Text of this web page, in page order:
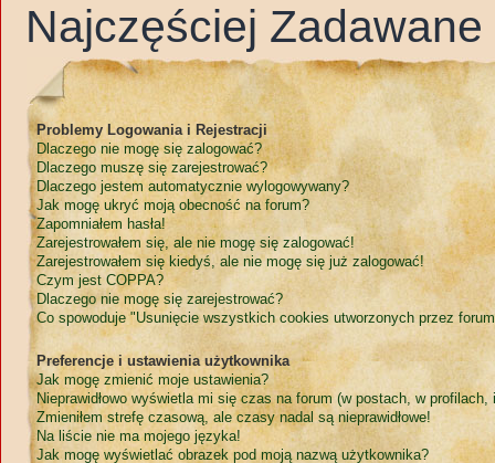
Najczęściej
Problemy Logowania i Rejestracji
Dlaczego nie mogę się zalogować?
Dlaczego muszę się zarejestrować?
Dlaczego jestem automatycznie wylogowywany?
Jak mogę ukryć moją obecność na forum?
Zapomniałem hasła!
Zarejestrowałem się, ale nie mogę się zalogować!
Zarejestrowałem się kiedyś, ale nie mogę się już zalogować!
Czym jest COPPA?
Dlaczego nie mogę się zarejestrować?
Co spowoduje "Usunięcie wszystkich cookies utworzonych przez
Preferencje i ustawienia użytkownika
Jak mogę zmienić moje ustawienia?
Nieprawidłowo wyświetla mi się czas na forum (w postach, w profilach,
Zmieniłem strefę czasową, ale czasy nadal są nieprawidłowe!
Na liście nie ma mojego języka!
Jak mogę wyświetlać obrazek pod moją nazwą użytkownika?